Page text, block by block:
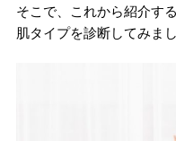
そこで、これから紹介す
肌タイプを診断してみまし